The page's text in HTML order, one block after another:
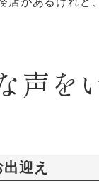
声を
迎え